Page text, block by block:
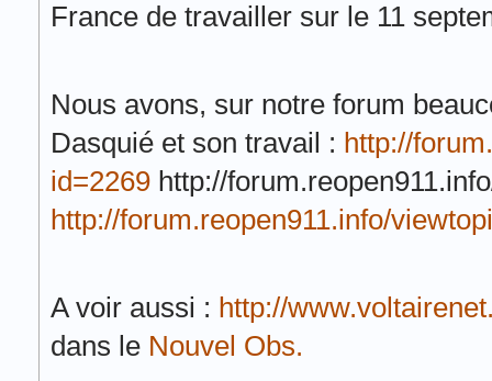
France de travailler sur le 11
Nous avons, sur notre forum
Dasquié et son travail : http://
id=2269 http://
http://forum.reopen911.info/
A voir aussi : http://
dans le Nouvel Obs.